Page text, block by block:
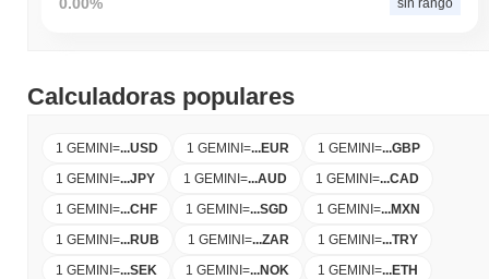
Calculadoras populares
1 GEMINI=...USD 1 GEMINI=...EUR 1 GEMINI=...GBP
1 GEMINI=...JPY 1 GEMINI=...AUD 1 GEMINI=...CAD
1 GEMINI=...CHF 1 GEMINI=...SGD 1 GEMINI=...MXN
1 GEMINI=...RUB 1 GEMINI=...ZAR 1 GEMINI=...TRY
1 GEMINI=...SEK 1 GEMINI=...NOK 1 GEMINI=...ETH